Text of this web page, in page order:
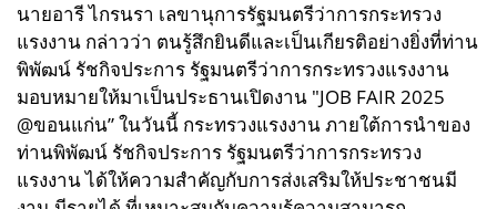
นายอารี ไกรนรา เลขานุการรัฐมนตรีว่าการกระทรวง
แรงงาน กล่าวว่า ตนรู้สึกยินดีและเป็นเกียรติอย่างยิ่งที่ท่าน
พิพัฒน์ รัชกิจประการ รัฐมนตรีว่าการกระทรวงแรงงาน
มอบหมายให้มาเป็นประธานเปิดงาน "JOB FAIR 2025
@ขอนแก่น” ในวันนี้ กระทรวงแรงงาน ภายใต้การนำของ
ท่านพิพัฒน์ รัชกิจประการ รัฐมนตรีว่าการกระทรวง
แรงงาน ได้ให้ความสำคัญกับการส่งเสริมให้ประชาชนมี